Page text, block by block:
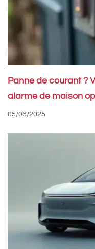
Panne de courant ?
alarme de maison
05/06/2025